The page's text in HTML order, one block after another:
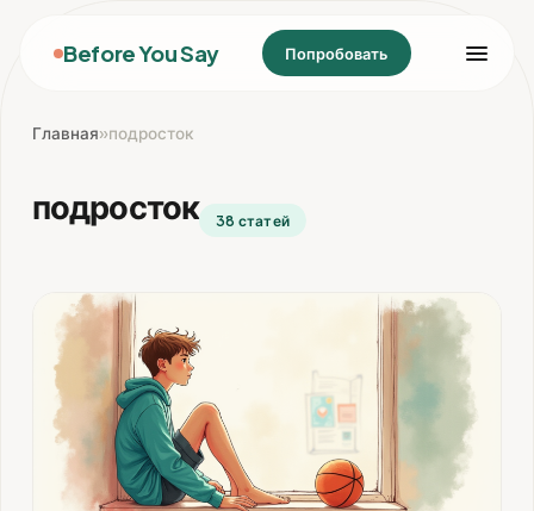
Before You Say Попробовать
Главная»подросток
подросток 38 статей